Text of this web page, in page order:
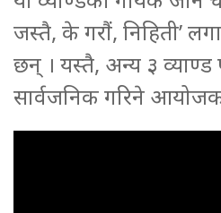
जस्तै, के गरौं, निहिती’
छन् । यस्तै, अन्य ३ व्याण्ड
सार्वजनिक गरिने